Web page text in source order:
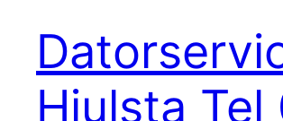
Hjulsta Tel